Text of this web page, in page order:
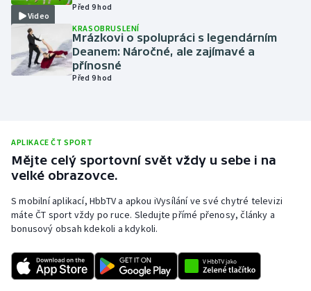
Olympijské hry
Parasport
Rychlobruslení
Rychlostní kanoistika
Short track
Sportovní střelba
Video
Před 9 hod
KRASOBRUSLENÍ
Mrázkovi o spolupráci s legendárním
Deanem: Náročné, ale zajímavé a
přínosné
Před 9 hod
APLIKACE ČT SPORT
Mějte celý sportovní svět vždy u sebe i na
velké obrazovce.
S mobilní aplikací, HbbTV a apkou iVysílání ve své chytré televizi
máte ČT sport vždy po ruce. Sledujte přímé přenosy, články a
bonusový obsah kdekoli a kdykoli.